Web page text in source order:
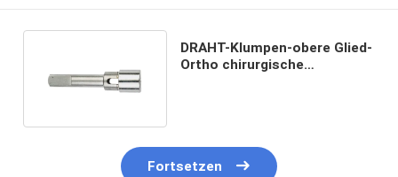
DRAHT-Klumpen-obere Glied-
Ortho chirurgische
Fortsetzen